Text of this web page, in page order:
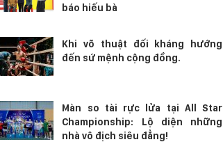
báo hiếu bà
Khi võ thuật đối kháng hướng
đến sứ mệnh cộng đồng.
Màn so tài rực lửa tại All Star
Championship: Lộ diện những
nhà vô địch siêu đẳng!